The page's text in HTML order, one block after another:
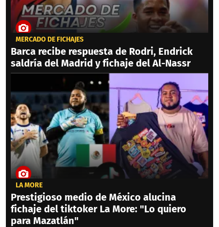
MERCADO DE FICHAJES
Barca recibe respuesta de Rodri, Endrick
saldría del Madrid y fichaje del Al-Nassr
LA MORE
Prestigioso medio de México alucina
fichaje del tiktoker La More: "Lo quiero
para Mazatlán"